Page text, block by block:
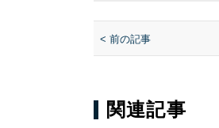
< 前の記事
関連記事